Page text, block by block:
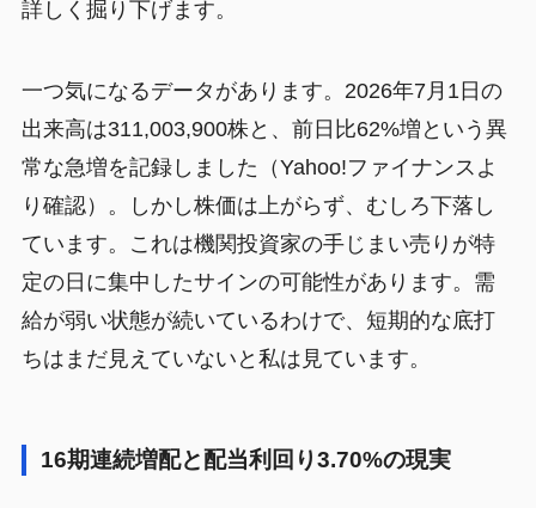
詳しく掘り下げます。
一つ気になるデータがあります。2026年7月1日の
出来高は311,003,900株と、前日比62%増という異
常な急増を記録しました（Yahoo!ファイナンスよ
り確認）。しかし株価は上がらず、むしろ下落し
ています。これは機関投資家の手じまい売りが特
定の日に集中したサインの可能性があります。需
給が弱い状態が続いているわけで、短期的な底打
ちはまだ見えていないと私は見ています。
16期連続増配と配当利回り3.70%の現実